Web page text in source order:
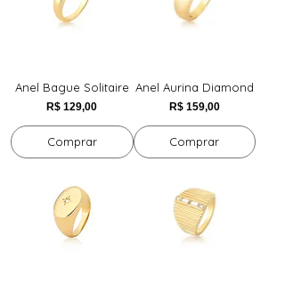
Anel Bague Solitaire
Preço
R$ 129,00
Comprar
Anel Aurina Diamond
Preço
R$ 159,00
Comprar